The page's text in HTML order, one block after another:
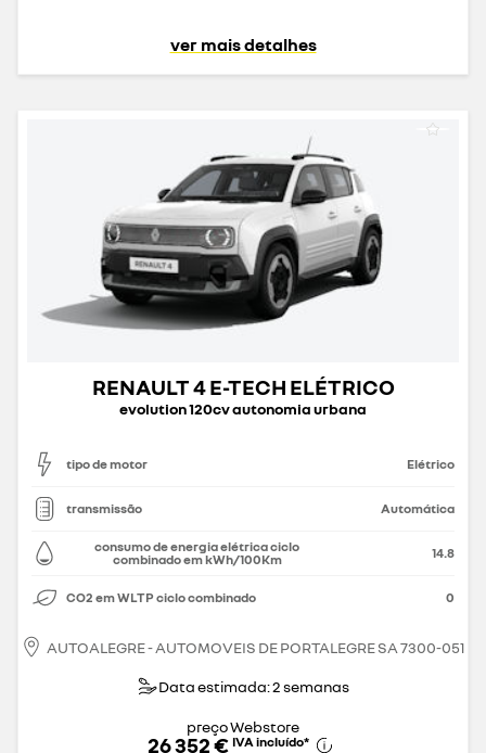
ver mais detalhes
RENAULT 4 E-TECH ELÉTRICO
evolution 120cv autonomia urbana
tipo de motor Elétrico
transmissão Automática
consumo de energia elétrica ciclo
combinado em kWh/100Km
14.8
CO2 em WLTP ciclo combinado 0
AUTOALEGRE - AUTOMOVEIS DE PORTALEGRE SA 7300-051
Data estimada: 2 semanas
preço Webstore
26 352 € IVA incluído*